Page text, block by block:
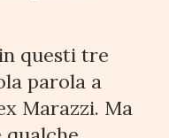
questi tre
parola a
Marazzi. Ma